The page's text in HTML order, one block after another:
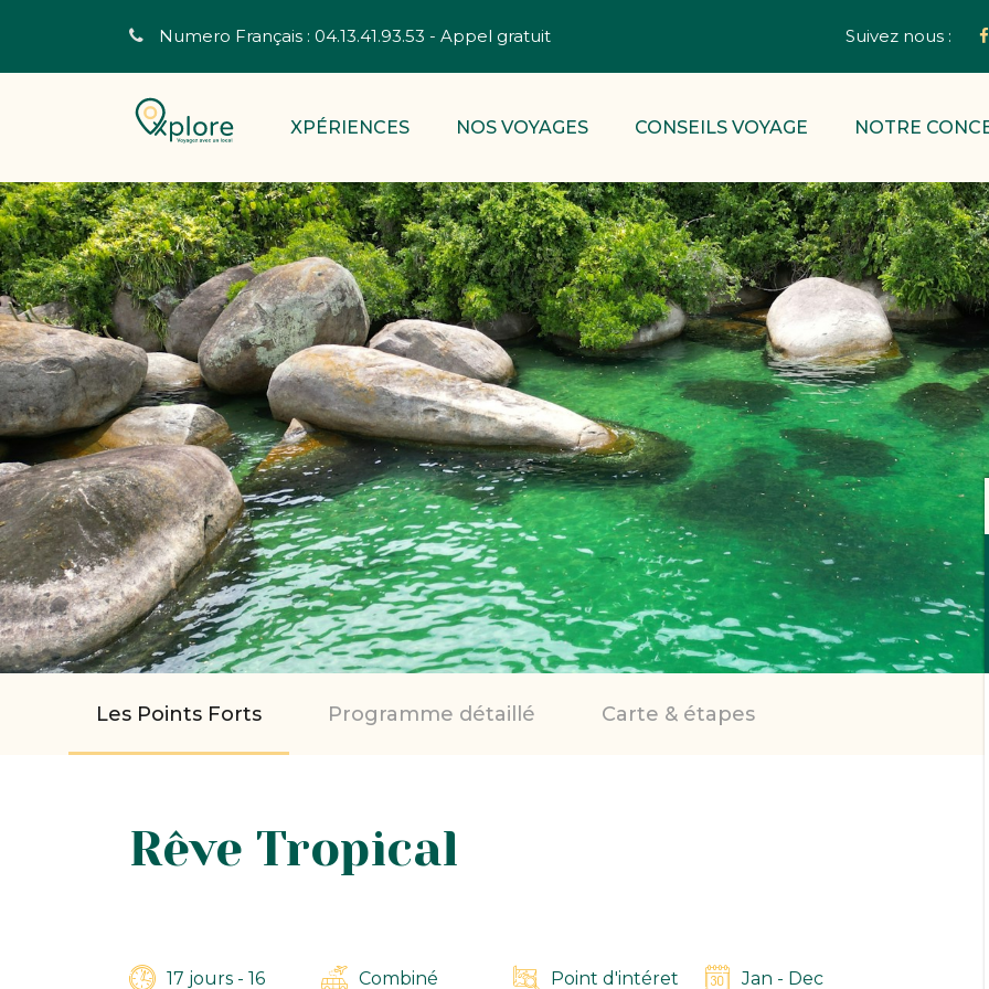
Numero Français : 04.13.41.93.53 - Appel gratuit Suivez nous :
XPÉRIENCES NOS VOYAGES CONSEILS VOYAGE NOTRE
Les Points Forts Programme détaillé Carte & étapes
Rêve Tropical
17 jours - 16
Combiné Point d'intéret Jan - Dec